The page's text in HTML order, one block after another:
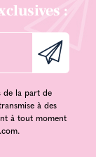
:
de la part de
à des
à tout moment
.